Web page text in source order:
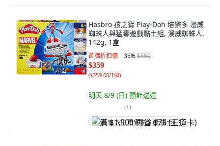
Hasbro 孩之寶 Play-Doh 培樂多 漫威
蜘蛛人與猛毒遊戲黏土組, 漫威蜘蛛人,
142g, 1盒
首購折扣價 35%$559
$359
($359.00/1個)
明天 8/9 (日) 預計送達
(1)
满 $1,500 再省 $75 (王道卡)